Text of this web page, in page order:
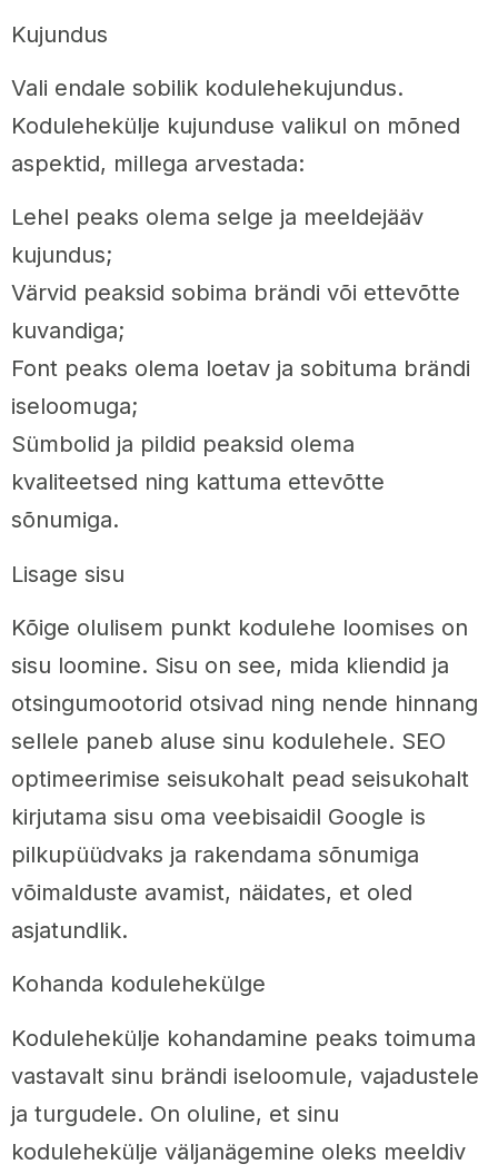
Kujundus
Vali endale sobilik kodulehekujundus.
Kodulehekülje kujunduse valikul on mõned
aspektid, millega arvestada:
Lehel peaks olema selge ja meeldejääv
kujundus;
Värvid peaksid sobima brändi või ettevõtte
kuvandiga;
Font peaks olema loetav ja sobituma brändi
iseloomuga;
Sümbolid ja pildid peaksid olema
kvaliteetsed ning kattuma ettevõtte
sõnumiga.
Lisage sisu
Kõige olulisem punkt kodulehe loomises on
sisu loomine. Sisu on see, mida kliendid ja
otsingumootorid otsivad ning nende hinnang
sellele paneb aluse sinu kodulehele. SEO
optimeerimise seisukohalt pead seisukohalt
kirjutama sisu oma veebisaidil Google is
pilkupüüdvaks ja rakendama sõnumiga
võimalduste avamist, näidates, et oled
asjatundlik.
Kohanda kodulehekülge
Kodulehekülje kohandamine peaks toimuma
vastavalt sinu brändi iseloomule, vajadustele
ja turgudele. On oluline, et sinu
kodulehekülje väljanägemine oleks meeldiv